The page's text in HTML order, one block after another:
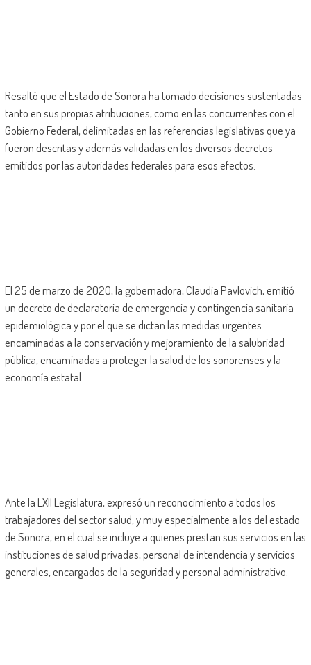
Resaltó que el Estado de Sonora ha tomado decisiones sustentadas
tanto en sus propias atribuciones, como en las concurrentes con el
Gobierno Federal, delimitadas en las referencias legislativas que ya
fueron descritas y además validadas en los diversos decretos
emitidos por las autoridades federales para esos efectos.
El 25 de marzo de 2020, la gobernadora, Claudia Pavlovich, emitió
un decreto de declaratoria de emergencia y contingencia sanitaria-
epidemiológica y por el que se dictan las medidas urgentes
encaminadas a la conservación y mejoramiento de la salubridad
pública, encaminadas a proteger la salud de los sonorenses y la
economía estatal.
Ante la LXII Legislatura, expresó un reconocimiento a todos los
trabajadores del sector salud, y muy especialmente a los del estado
de Sonora, en el cual se incluye a quienes prestan sus servicios en las
instituciones de salud privadas, personal de intendencia y servicios
generales, encargados de la seguridad y personal administrativo.